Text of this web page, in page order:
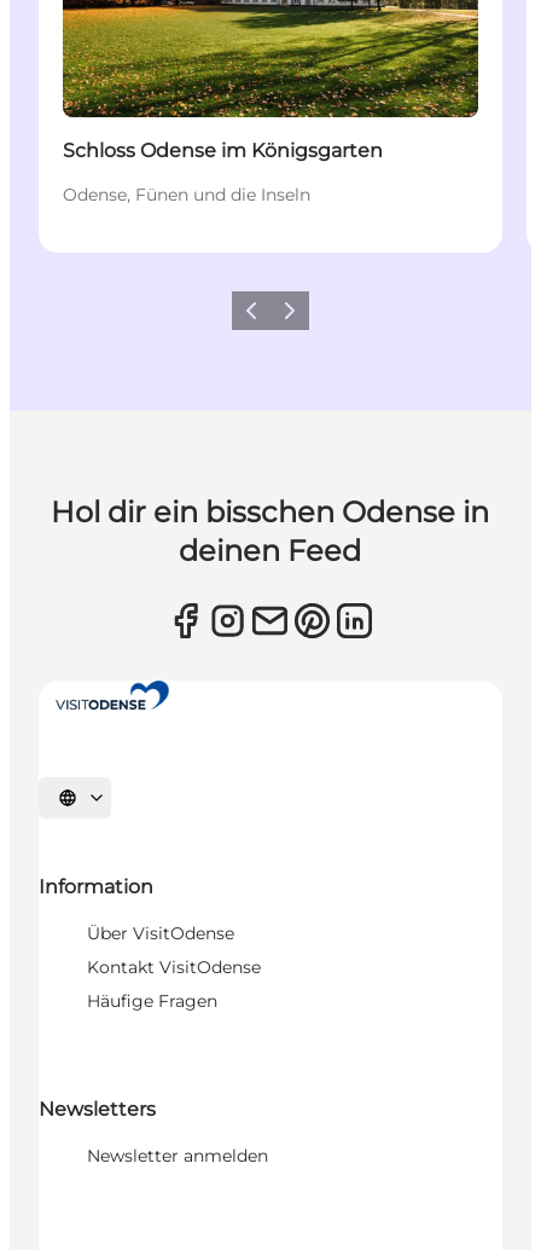
Schloss Odense im Königsgarten
Odense, Fünen und die Inseln
ZurückWeiter
Hol dir ein bisschen Odense in
deinen Feed
Sprache auswählen
Information
Über VisitOdense
Kontakt VisitOdense
Häufige Fragen
Newsletters
Newsletter anmelden